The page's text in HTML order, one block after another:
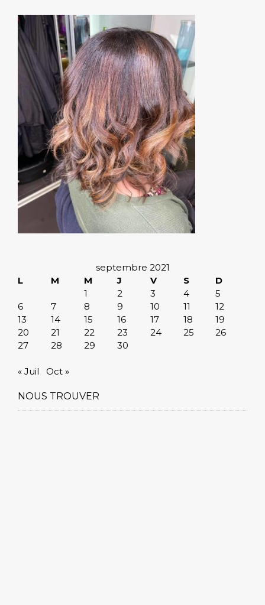
septembre 2021
L
M M J V S
D
1
2 3 4
5
6
7 8 9 10 11
12
13
14 15 16 17 18
19
20
21 22 23 24 25
26
27
28 29 30
« Juil Oct »
NOUS TROUVER